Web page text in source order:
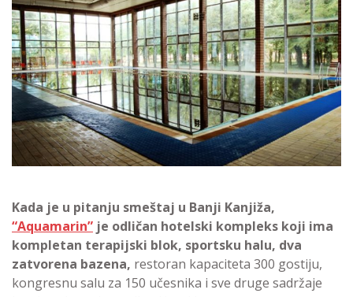
Kada je u pitanju smeštaj u Banji Kanjiža,
“Aquamarin” je odličan hotelski kompleks koji ima
kompletan terapijski blok, sportsku halu, dva
zatvorena bazena, restoran kapaciteta 300 gostiju,
kongresnu salu za 150 učesnika i sve druge sadržaje